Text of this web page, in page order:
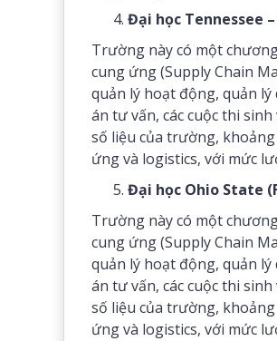
Đại học Tennessee
Trường này có một
cung ứng (Supply Chain
quản lý hoạt động, quản lý
án tư vấn, các cuộc thi
số liệu của trường,
ứng và logistics, với mức
Đại học Ohio State
Trường này có một
cung ứng (Supply Chain
quản lý hoạt động, quản lý
án tư vấn, các cuộc thi
số liệu của trường,
ứng và logistics, với mức